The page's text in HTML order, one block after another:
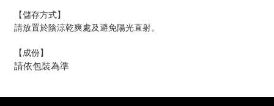
【儲存方式】
請放置於陰涼乾爽處及避免陽光直射。
【成份】
請依包裝為準